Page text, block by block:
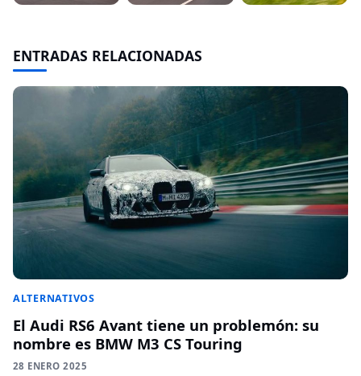
ENTRADAS RELACIONADAS
ALTERNATIVOS
El Audi RS6 Avant tiene un problemón: su
nombre es BMW M3 CS Touring
28 ENERO 2025